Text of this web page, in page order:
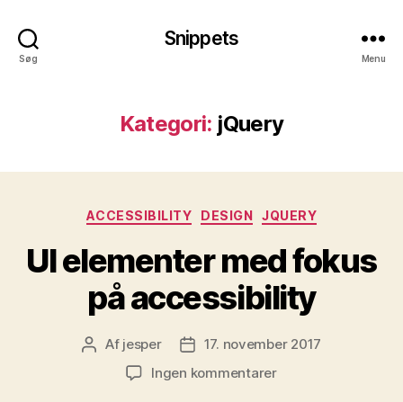
Søg
Snippets
Menu
Kategori: jQuery
Kategorier
ACCESSIBILITY DESIGN JQUERY
UI elementer med fokus
på accessibility
Indlægsforfatter
Af jesper Indlægsdato
17. november 2017
Ingen kommentarertil